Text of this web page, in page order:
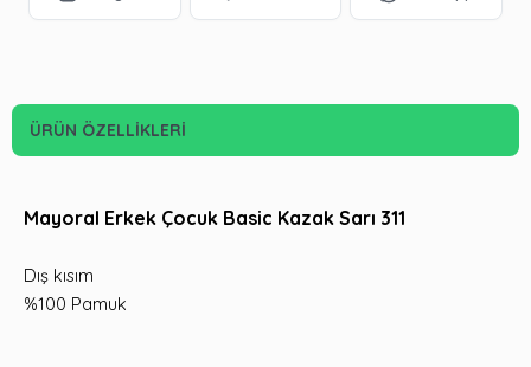
ÜRÜN ÖZELLIKLERI
Mayoral Erkek Çocuk Basic Kazak Sarı 311
Dış kısım
%100 Pamuk